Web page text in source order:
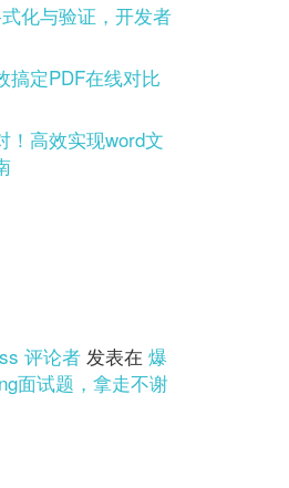
化与验证，开发者
搞定PDF在线对比
！高效实现word文
评论者发表在爆
面试题，拿走不谢